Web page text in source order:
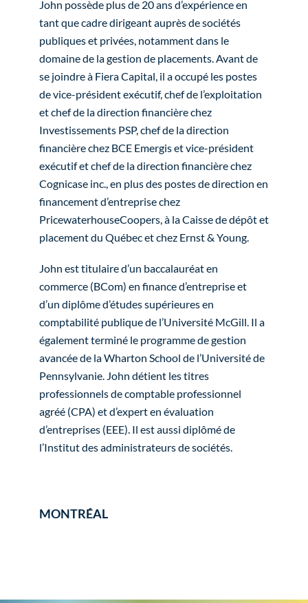
John possède plus de 20 ans d’expérience en
tant que cadre dirigeant auprès de sociétés
publiques et privées, notamment dans le
domaine de la gestion de placements. Avant de
se joindre à Fiera Capital, il a occupé les postes
de vice-président exécutif, chef de l’exploitation
et chef de la direction financière chez
Investissements PSP, chef de la direction
financière chez BCE Emergis et vice-président
exécutif et chef de la direction financière chez
Cognicase inc., en plus des postes de direction en
financement d’entreprise chez
PricewaterhouseCoopers, à la Caisse de dépôt et
placement du Québec et chez Ernst & Young.
John est titulaire d’un baccalauréat en
commerce (BCom) en finance d’entreprise et
d’un diplôme d’études supérieures en
comptabilité publique de l’Université McGill. Il a
également terminé le programme de gestion
avancée de la Wharton School de l’Université de
Pennsylvanie. John détient les titres
professionnels de comptable professionnel
agréé (CPA) et d’expert en évaluation
d’entreprises (EEE). Il est aussi diplômé de
l’Institut des administrateurs de sociétés.
MONTRÉAL